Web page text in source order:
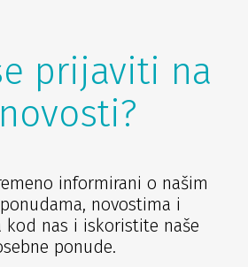
prijaviti na
informirani o našim
novostima i
kod nas i iskoristite naše
ponude.